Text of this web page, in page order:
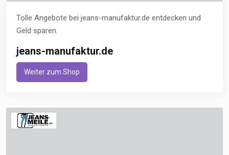
Tolle Angebote bei jeans-manufaktur.de entdecken und
Geld sparen.
jeans-manufaktur.de
Weiter zum Shop